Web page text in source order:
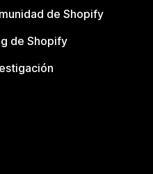
de Shopify
de Shopify